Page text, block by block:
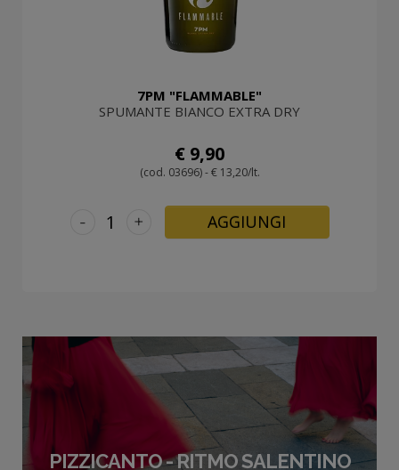
7PM "FLAMMABLE"
SPUMANTE BIANCO EXTRA DRY
€ 9,90
(cod. 03696) - € 13,20/lt.
+
- AGGIUNGI
PIZZICANTO - RITMO SALENTINO